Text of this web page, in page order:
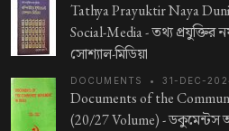
Tathya Prayuktir Naya
Social-Media -তথ্য প্রযুক্তির
সোশ্যাল-মিডিয়া
DOCUMENTS • 31-DEC-
Documents of the
(20/27 Volume) -ডকুমেন্টস